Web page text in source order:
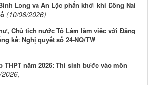
Long và An Lộc phấn khởi khi Đồng Nai
(10/06/2026)
Chủ tịch nước Tô Lâm làm việc với Đảng
kết Nghị quyết số 24-NQ/TW
THPT năm 2026: Thí sinh bước vào môn
2026)